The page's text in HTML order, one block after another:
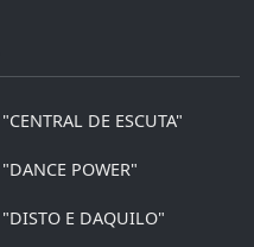
"CENTRAL DE ESCUTA"
"DANCE POWER"
"DISTO E DAQUILO"